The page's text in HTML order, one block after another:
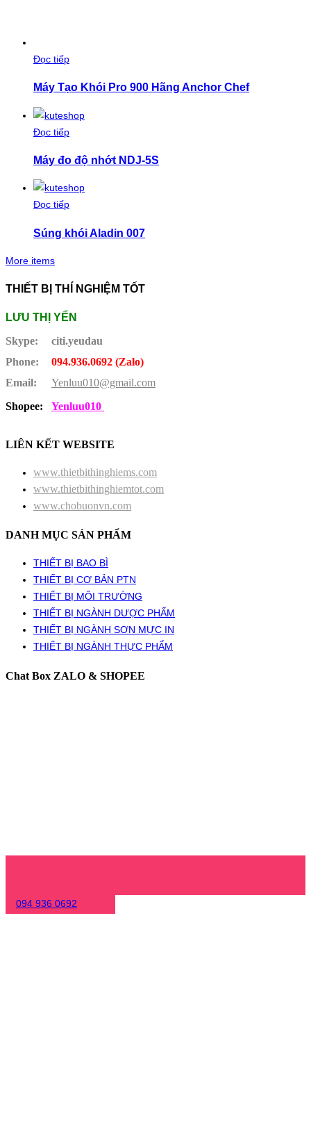
Đọc tiếp
Máy Tạo Khói Pro 900 Hãng Anchor Chef
Đọc tiếp
Máy đo độ nhớt NDJ-5S
Đọc tiếp
Súng khói Aladin 007
More items
THIẾT BỊ THÍ NGHIỆM TỐT
LƯU THỊ YẾN
Skype:
citi.yeudau
Phone:
094.936.0692 (Zalo)
Email:
Yenluu010@gmail.com
Shopee:
Yenluu010
LIÊN KẾT WEBSITE
www.thietbithinghiems.com
www.thietbithinghiemtot.com
www.chobuonvn.com
DANH MỤC SẢN PHẨM
THIẾT BỊ BAO BÌ
THIẾT BỊ CƠ BẢN PTN
THIẾT BỊ MÔI TRƯỜNG
THIẾT BỊ NGÀNH DƯỢC PHẨM
THIẾT BỊ NGÀNH SƠN MỰC IN
THIẾT BỊ NGÀNH THỰC PHẨM
Chat Box ZALO & SHOPEE
094 936 0692